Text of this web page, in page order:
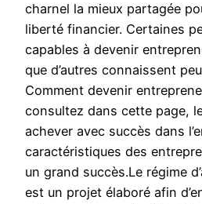
charnel la mieux partagée
liberté financier. Certaines
capables à devenir
que d’autres connaissent
Comment devenir
consultez dans cette page,
achever avec succès dans
caractéristiques des
un grand succès.Le régime
est un projet élaboré afin